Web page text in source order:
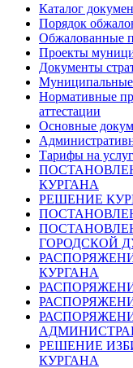
Каталог
Порядок
Обжалованные
Проекты
Документы
Нормативные
аттестации
Основные
Тарифы на
КУРГАНА
РЕШЕНИЕ
ГОРОДСКОЙ
КУРГАНА
РЕШЕНИЕ
КУРГАНА